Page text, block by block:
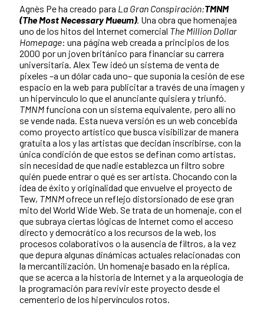
Agnès Pe ha creado para La Gran Conspiración:TMNM
(The Most Necessary Mueum). Una obra que homenajea
uno de los hitos del Internet comercial The Million Dollar
Homepage: una página web creada a principios de los
2000 por un joven británico para financiar su carrera
universitaria. Alex Tew ideó un sistema de venta de
pixeles –a un dólar cada uno– que suponía la cesión de ese
espacio en la web para publicitar a través de una imagen y
un hipervínculo lo que el anunciante quisiera y triunfó.
TMNM funciona con un sistema equivalente, pero allí no
se vende nada. Esta nueva versión es un web concebida
como proyecto artístico que busca visibilizar de manera
gratuita a los y las artistas que decidan inscribirse, con la
única condición de que estos se definan como artistas,
sin necesidad de que nadie establezca un filtro sobre
quién puede entrar o qué es ser artista. Chocando con la
idea de éxito y originalidad que envuelve el proyecto de
Tew, TMNMofrece un reflejo distorsionado de ese gran
mito del World Wide Web. Se trata de un homenaje, con el
que subraya ciertas lógicas de Internet como el acceso
directo y democrático a los recursos de la web, los
procesos colaborativos o la ausencia de filtros, a la vez
que depura algunas dinámicas actuales relacionadas con
la mercantilización. Un homenaje basado en la réplica,
que se acerca a la historia de Internet y a la arqueología de
la programación para revivir este proyecto desde el
cementerio de los hipervínculos rotos.